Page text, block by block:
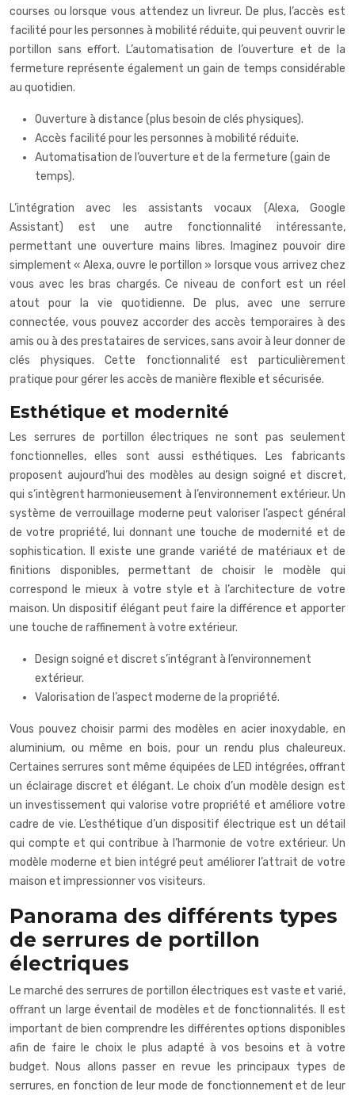
courses ou lorsque vous attendez un livreur. De plus, l’accès est
facilité pour les personnes à mobilité réduite, qui peuvent ouvrir le
portillon sans effort. L’automatisation de l’ouverture et de la
fermeture représente également un gain de temps considérable
au quotidien.
Ouverture à distance (plus besoin de clés physiques).
Accès facilité pour les personnes à mobilité réduite.
Automatisation de l’ouverture et de la fermeture (gain de
temps).
L’intégration avec les assistants vocaux (Alexa, Google
Assistant) est une autre fonctionnalité intéressante,
permettant une ouverture mains libres. Imaginez pouvoir dire
simplement « Alexa, ouvre le portillon » lorsque vous arrivez chez
vous avec les bras chargés. Ce niveau de confort est un réel
atout pour la vie quotidienne. De plus, avec une serrure
connectée, vous pouvez accorder des accès temporaires à des
amis ou à des prestataires de services, sans avoir à leur donner de
clés physiques. Cette fonctionnalité est particulièrement
pratique pour gérer les accès de manière flexible et sécurisée.
Esthétique et modernité
Les serrures de portillon électriques ne sont pas seulement
fonctionnelles, elles sont aussi esthétiques. Les fabricants
proposent aujourd’hui des modèles au design soigné et discret,
qui s’intègrent harmonieusement à l’environnement extérieur. Un
système de verrouillage moderne peut valoriser l’aspect général
de votre propriété, lui donnant une touche de modernité et de
sophistication. Il existe une grande variété de matériaux et de
finitions disponibles, permettant de choisir le modèle qui
correspond le mieux à votre style et à l’architecture de votre
maison. Un dispositif élégant peut faire la différence et apporter
une touche de raffinement à votre extérieur.
Design soigné et discret s’intégrant à l’environnement
extérieur.
Valorisation de l’aspect moderne de la propriété.
Vous pouvez choisir parmi des modèles en acier inoxydable, en
aluminium, ou même en bois, pour un rendu plus chaleureux.
Certaines serrures sont même équipées de LED intégrées, offrant
un éclairage discret et élégant. Le choix d’un modèle design est
un investissement qui valorise votre propriété et améliore votre
cadre de vie. L’esthétique d’un dispositif électrique est un détail
qui compte et qui contribue à l’harmonie de votre extérieur. Un
modèle moderne et bien intégré peut améliorer l’attrait de votre
maison et impressionner vos visiteurs.
Panorama des différents types
de serrures de portillon
électriques
Le marché des serrures de portillon électriques est vaste et varié,
offrant un large éventail de modèles et de fonctionnalités. Il est
important de bien comprendre les différentes options disponibles
afin de faire le choix le plus adapté à vos besoins et à votre
budget. Nous allons passer en revue les principaux types de
serrures, en fonction de leur mode de fonctionnement et de leur